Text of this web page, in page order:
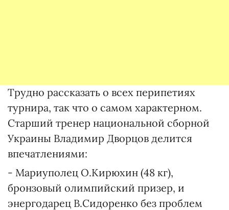
Трудно рассказать о всех перипетиях
турнира, так что о самом характерном.
Старший тренер национальной сборной
Украины Владимир Дворцов делится
впечатлениями:
- Мариуполец О.Кирюхин (48 кг),
бронзовый олимпийский призер, и
энергодарец В.Сидоренко без проблем